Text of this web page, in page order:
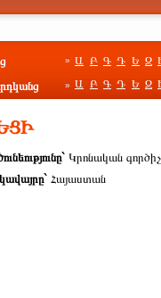
» Ա Բ Գ Դ Ե Զ
» Ա Բ Գ Դ Ե Զ
Կրոնական գործիչ
Հայաստան